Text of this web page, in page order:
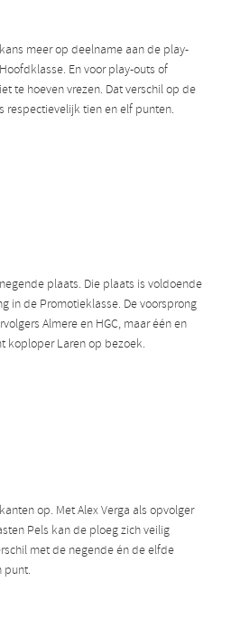
meer op deelname aan de play-
En voor play-outs of
te hoeven vrezen. Dat verschil op de
respectievelijk tien en elf punten.
plaats. Die plaats is voldoende
in de Promotieklasse. De voorsprong
Almere en HGC, maar één en
koploper Laren op bezoek.
op. Met Alex Verga als opvolger
Pels kan de ploeg zich veilig
met de negende én de elfde
punt.